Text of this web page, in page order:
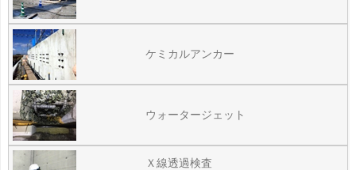
ケミカルアンカー
ウォータージェット
Ｘ線透過検査